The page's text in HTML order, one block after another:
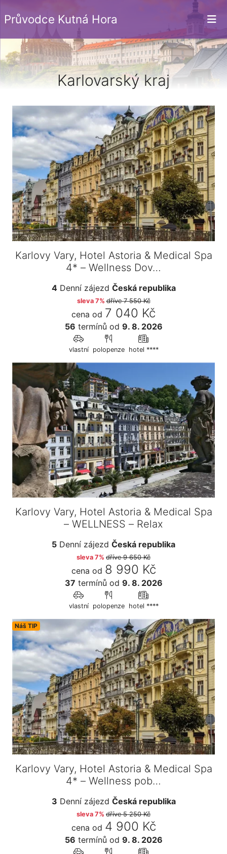
Průvodce Kutná Hora
Karlovarský kraj
Karlovy Vary, Hotel Astoria & Medical Spa
4* – Wellness Dov…
4Denní zájezd Česká republika
sleva 7% dříve7 550 Kč
cena od 7 040 Kč
56 termínů od 9. 8. 2026
vlastní polopenze hotel ****
Karlovy Vary, Hotel Astoria & Medical Spa
– WELLNESS – Relax
5 Denní zájezd Česká republika
sleva 7% dříve9 650 Kč
cena od 8 990 Kč
37 termínů od 9. 8. 2026
vlastní polopenze hotel ****
Náš TIP
Karlovy Vary, Hotel Astoria & Medical Spa
4* – Wellness pob…
3 Denní zájezd Česká republika
sleva 7% dříve5 250 Kč
cena od 4 900 Kč
56 termínů od 9. 8. 2026